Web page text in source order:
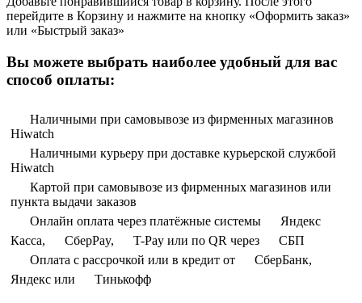
перейдите в Корзину и нажмите на кнопку «Оформить заказ»
или «Быстрый заказ»
Вы можете выбрать наиболее удобный для вас
способ оплаты:
Наличными при самовывозе из фирменных магазинов
Hiwatch
Наличными курьеру при доставке курьерской службой
Hiwatch
Картой при самовывозе из фирменных магазинов или
пункта выдачи заказов
Онлайн оплата через платёжные системы
Яндекс
Касса,
СберPay, T-Pay или по QR через
СБП
Оплата с рассрочкой или в кредит от
СберБанк,
Яндекс или
Тинькофф